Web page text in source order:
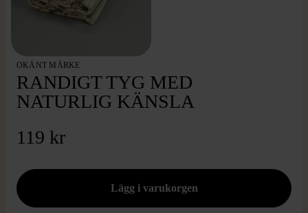
OKÄNT MÄRKE
RANDIGT TYG MED
NATURLIG KÄNSLA
119 kr